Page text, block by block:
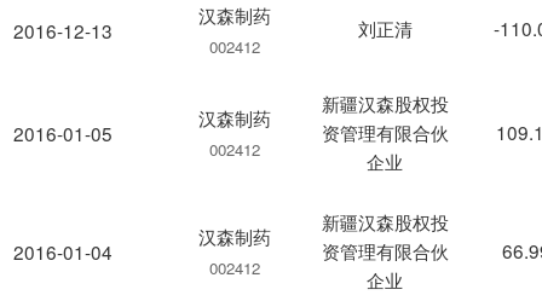
2016-12-13
2016-01-05
2016-01-04
汉森制药
002412
刘正清 -
汉森制药
002412
新疆汉森股权投
资管理有限合伙
企业
汉森制药
002412
新疆汉森股权投
资管理有限合伙
企业